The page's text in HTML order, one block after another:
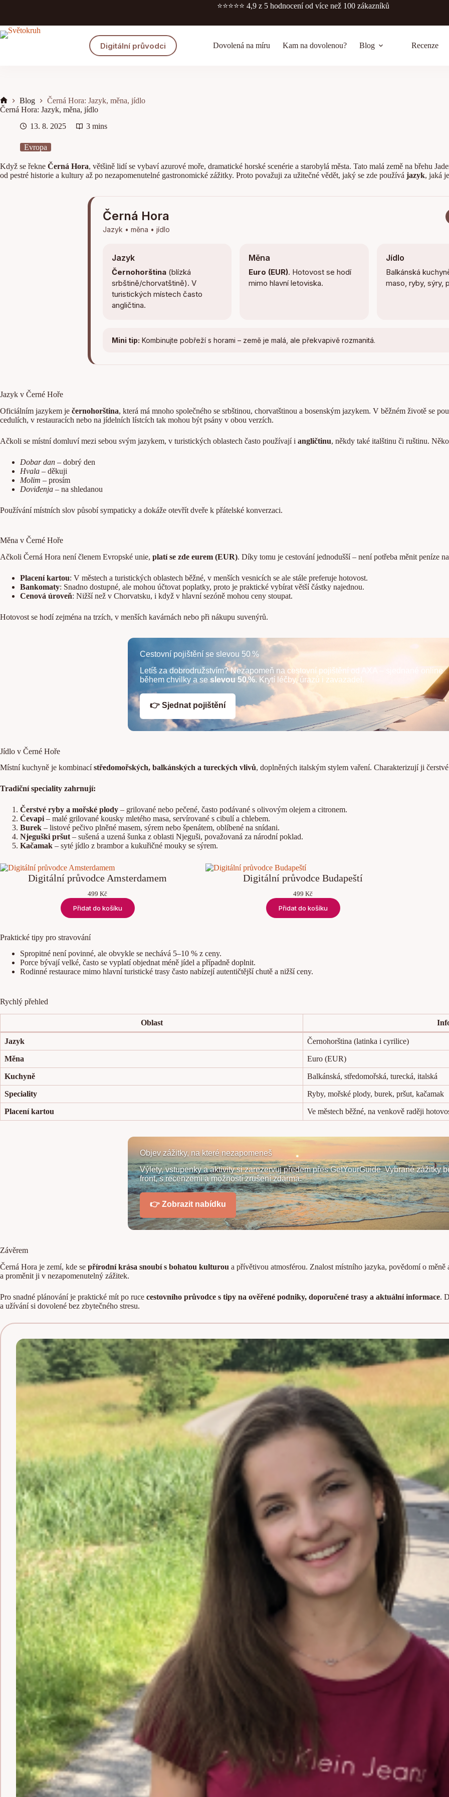
⭐️⭐️⭐️⭐️⭐️ 4,9 z 5 hodnoceníod více než 100 zákazníků
Digitální průvodci Dovolená na míru Kam na dovolenou? Blog Recenze
Home
Blog
Černá Hora: Jazyk, měna, jídlo
Černá Hora: Jazyk, měna, jídlo
13. 8. 2025
3 mins
Evropa
Když se řekne Černá Hora, většině lidí se vybaví azurové moře, dramatické horské scenérie a starobylá města. Tato malá země na břehu
od pestré historie a kultury až po nezapomenutelné gastronomické zážitky. Proto považuji za užitečné vědět, jaký se zde používá jazyk, jaká je
Černá Hora
Jazyk • měna • jídlo
Jazyk
Černohorština(blízká
srbštině/chorvatštině). V
turistických místech často
angličtina.
Měna
Euro (EUR). Hotovost se hodí
mimo hlavní letoviska.
Jídlo
Balkánská
maso, ryby, sýry,
Mini tip: Kombinujte pobřeží s horami – země je malá, ale překvapivě rozmanitá.
Jazyk v Černé Hoře
Oficiálním jazykem je černohorština, která má mnoho společného se srbštinou, chorvatštinou a bosenským jazykem. V běžném životě se
cedulích, v restauracích nebo na jídelních lístcích tak mohou být psány v obou verzích.
Ačkoli se místní domluví mezi sebou svým jazykem, v turistických oblastech často používají i angličtinu, někdy také italštinu či ruštinu.
Dobar dan – dobrý den
Hvala – děkuji
Molim – prosím
Doviđenja – na shledanou
Používání místních slov působí sympaticky a dokáže otevřít dveře k přátelské konverzaci.
Měna v Černé Hoře
Ačkoli Černá Hora není členem Evropské unie, platí se zde eurem (EUR). Díky tomu je cestování jednodušší – není potřeba měnit peníze
Placení kartou: V městech a turistických oblastech běžné, v menších vesnicích se ale stále preferuje hotovost.
Bankomaty: Snadno dostupné, ale mohou účtovat poplatky, proto je praktické vybírat větší částky najednou.
Cenová úroveň: Nižší než v Chorvatsku, i když v hlavní sezóně mohou ceny stoupat.
Hotovost se hodí zejména na trzích, v menších kavárnách nebo při nákupu suvenýrů.
Cestovní pojištění se slevou 50 %
Letíš za dobrodružstvím? Nezapomeň na cestovní pojištění od AXA – sjednané online
během chvilky a se slevou 50 %. Krytí léčby, úrazů i zavazadel.
👉 Sjednat pojištění
Jídlo v Černé Hoře
Místní kuchyně je kombinacístředomořských, balkánských a tureckých vlivů, doplněných italským stylem vaření. Charakterizují ji
Tradiční speciality zahrnují:
Čerstvé ryby a mořské plody – grilované nebo pečené, často podávané s olivovým olejem a citronem.
Ćevapi – malé grilované kousky mletého masa, servírované s cibulí a chlebem.
Burek – listové pečivo plněné masem, sýrem nebo špenátem, oblíbené na snídani.
Njeguški pršut – sušená a uzená šunka z oblasti Njeguši, považovaná za národní poklad.
Kačamak – syté jídlo z brambor a kukuřičné mouky se sýrem.
Digitální průvodce Amsterdamem
499Kč
Přidat do košíku
Digitální průvodce Budapeští
499Kč
Přidat do košíku
Praktické tipy pro stravování
Spropitné není povinné, ale obvykle se nechává 5–10 % z ceny.
Porce bývají velké, často se vyplatí objednat méně jídel a případně doplnit.
Rodinné restaurace mimo hlavní turistické trasy často nabízejí autentičtější chutě a nižší ceny.
Rychlý přehled
Oblast
Jazyk Černohorština (latinka i cyrilice)
Měna Euro (EUR)
Kuchyně Balkánská, středomořská, turecká, italská
Speciality Ryby, mořské plody, burek, pršut, kačamak
Placení kartou Ve městech běžné, na venkově raději
Objev zážitky, na které nezapomeneš
Výlety, vstupenky a aktivity si zarezervuj předem přes GetYourGuide. Vybrané zážitky
front, s recenzemi a možností zrušení zdarma.
👉 Zobrazit nabídku
Závěrem
Černá Hora je zemí, kde se přírodní krása snoubí s bohatou kulturou a přívětivou atmosférou. Znalost místního jazyka, povědomí o
a proměnit ji v nezapomenutelný zážitek.
Pro snadné plánování je praktické mít po ruce cestovního průvodce s tipy na ověřené podniky, doporučené trasy a aktuální informace.
a užívání si dovolené bez zbytečného stresu.